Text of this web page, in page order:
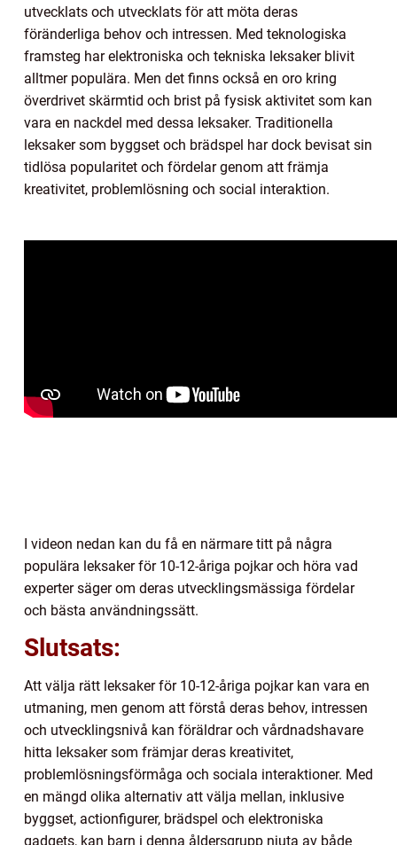
utvecklats och utvecklats för att möta deras
föränderliga behov och intressen. Med teknologiska
framsteg har elektroniska och tekniska leksaker blivit
alltmer populära. Men det finns också en oro kring
överdrivet skärmtid och brist på fysisk aktivitet som kan
vara en nackdel med dessa leksaker. Traditionella
leksaker som byggset och brädspel har dock bevisat sin
tidlösa popularitet och fördelar genom att främja
kreativitet, problemlösning och social interaktion.
I videon nedan kan du få en närmare titt på några
populära leksaker för 10-12-åriga pojkar och höra vad
experter säger om deras utvecklingsmässiga fördelar
och bästa användningssätt.
Slutsats:
Att välja rätt leksaker för 10-12-åriga pojkar kan vara en
utmaning, men genom att förstå deras behov, intressen
och utvecklingsnivå kan föräldrar och vårdnadshavare
hitta leksaker som främjar deras kreativitet,
problemlösningsförmåga och sociala interaktioner. Med
en mängd olika alternativ att välja mellan, inklusive
byggset, actionfigurer, brädspel och elektroniska
gadgets, kan barn i denna åldersgrupp njuta av både